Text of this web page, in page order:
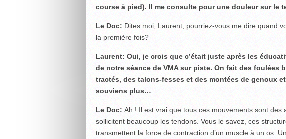
course à pied). Il me consulte pour une douleur sur le
Le Doc: Dites moi, Laurent, pourriez-vous me dire quand
la première fois?
Laurent: Oui, je crois que c’était juste après les
de notre séance de VMA sur piste. On fait des foulées
tractés, des talons-fesses et des montées de genoux
souviens plus…
Le Doc: Ah ! Il est vrai que tous ces mouvements sont des
sollicitent beaucoup les tendons. Vous le savez, ces
transmettent la force de contraction d’un muscle à un os.